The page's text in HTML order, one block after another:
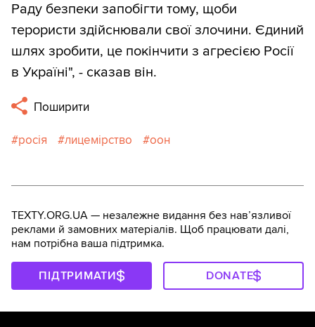
Раду безпеки запобігти тому, щоби
терористи здійснювали свої злочини. Єдиний
шлях зробити, це покінчити з агресією Росії
в Україні", - сказав він.
Поширити
росія лицемірство оон
TEXTY.ORG.UA — незалежне видання без навʼязливої
реклами й замовних матеріалів. Щоб працювати далі,
нам потрібна ваша підтримка.
ПІДТРИМАТИ DONATE